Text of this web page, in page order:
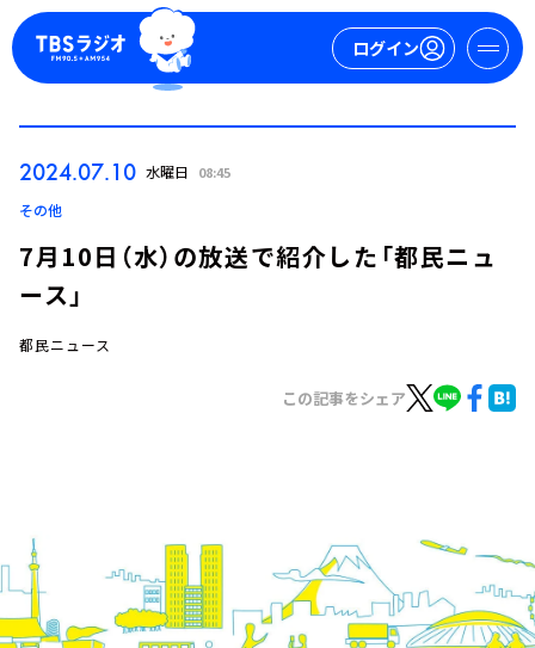
ログイン
イベント・グッズ
YouTube
会社情報
2024.07.10 水曜日 08:45
その他
7月10日（水）の放送で紹介した「都民ニュ
ース」
都民ニュース
この記事をシェア